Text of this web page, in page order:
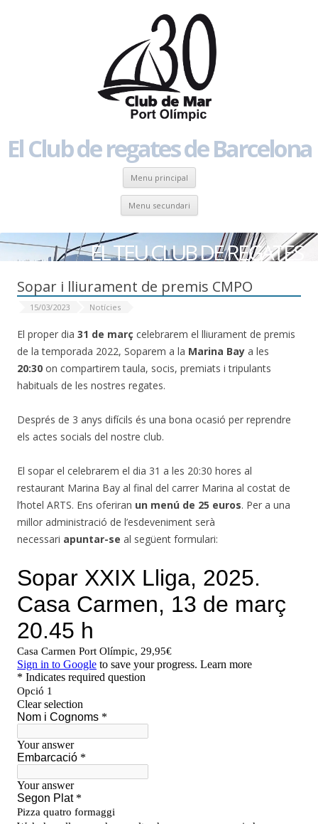
El Club de regates de Barcelona
Menu principal Skip to content
Menu secundari Skip to content
EL TEU CLUB DE REGATES
Sopar i lliurament de premis CMPO
15/03/2023 Notícies
El proper dia 31 de març celebrarem el lliurament de premis
de la temporada 2022, Soparem a la Marina Bay a les
20:30 on compartirem taula, socis, premiats i tripulants
habituals de les nostres regates.
Després de 3 anys difícils és una bona ocasió per reprendre
els actes socials del nostre club.
El sopar el celebrarem el dia 31 a les 20:30 hores al
restaurant Marina Bay al final del carrer Marina al costat de
l’hotel ARTS. Ens oferiran un menú de 25 euros. Per a una
millor administració de l’esdeveniment serà
necessari apuntar-se al següent formulari: